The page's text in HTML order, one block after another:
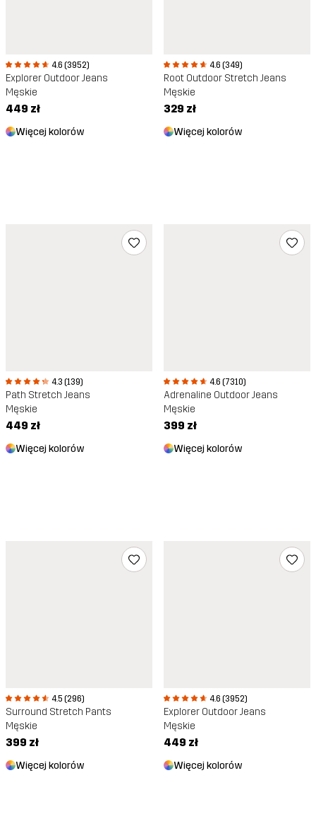
4.6 (3952)
Explorer Outdoor Jeans
Męskie
449 zł
Więcej kolorów
4.6 (349)
Root Outdoor Stretch Jeans
Męskie
329 zł
Więcej kolorów
4.3 (139)
Path Stretch Jeans
Męskie
449 zł
Więcej kolorów
4.6 (7310)
Adrenaline Outdoor Jeans
Męskie
399 zł
Więcej kolorów
4.5 (296)
Surround Stretch Pants
Męskie
399 zł
Więcej kolorów
4.6 (3952)
Explorer Outdoor Jeans
Męskie
449 zł
Więcej kolorów